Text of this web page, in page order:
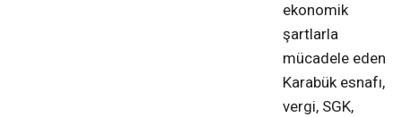
ekonomik
şartlarla
mücadele eden
Karabük esnafı,
vergi, SGK,